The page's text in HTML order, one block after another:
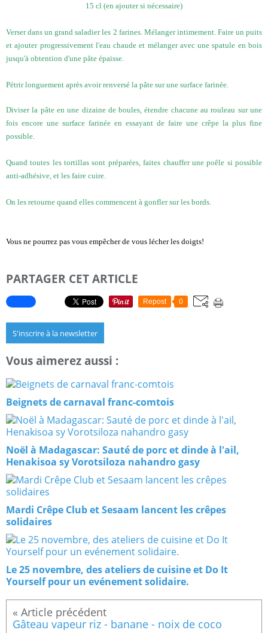
15 cl (en ajouter si nécessaire)
Verser dans un grand saladier les 2 farines. Mélanger intimement. Faire un puits
et ajouter progressivement l'eau chaude et mélanger avec une spatule en bois
jusqu'à obtention d'une pâte épaisse.
Pétrir longuement après avoir renversé la pâte sur une surface farinée.
Diviser la pâte en une dizaine de boules, étendre chacune au rouleau sur une
fois encore une surface farinée en essayant de faire une crêpe la plus fine
possible.
Quand toutes les tortillas sont préparées, faites chauffer une poêle si possible
anti-adhésive, et les faire cuire.
On les retourne quand elles commencent à gonfler sur les bords.
Vous ne pourrez pas vous empêcher de vous lécher les doigts!
PARTAGER CET ARTICLE
Repost 0
S'inscrire à la newsletter
Vous aimerez aussi :
Beignets de carnaval franc-comtois
Noël à Madagascar: Sauté de porc et dinde à l'ail,
Henakisoa sy Vorotsiloza nahandro gasy
Mardi Crêpe Club et Sesaam lancent les crêpes
solidaires
Le 25 novembre, des ateliers de cuisine et Do It
Yourself pour un evénement solidaire.
Gâteau vapeur riz - banane - noix de coco